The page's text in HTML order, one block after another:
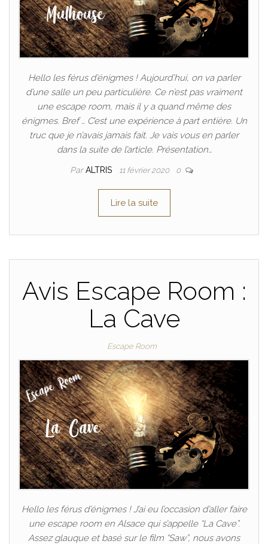
Hello les férus d’énigmes ! Aujourd’hui, on va parler
d’une salle un peu particulière. Ce n’est pas vraiment
une escape room, mais il y a quand même des
énigmes. Bref … C’est une expérience à part entière. Un
truc que je n’avais jamais fait. Je vais vous en parler
dans la suite de l’article. Présentation…
ParALTRIS 11 février 2020 0
Lire la suite
Avis Escape Room :
La Cave
Escape Room
Hello les férus d’énigmes ! J’ai eu l’occasion d’aller faire
une escape room en Alsace qui s’appelle “La Cave”.
Assez glauque et basé sur le film “Saw”, nous avons